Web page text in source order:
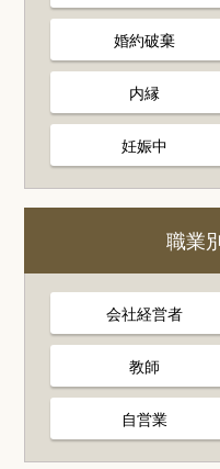
婚約破棄
内縁
妊娠中
職業
会社経営者
教師
自営業